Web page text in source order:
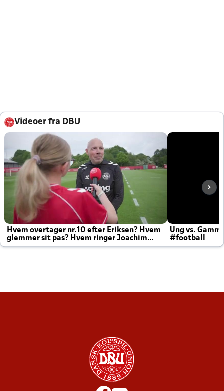
Videoer fra DBU
Hvem overtager nr.10 efter Eriksen? Hvem
glemmer sit pas? Hvem ringer Joachim
altid til efter kampe?
Ung vs.
#football